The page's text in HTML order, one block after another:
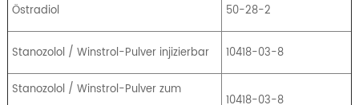
Östradiol 50-28-2
Stanozolol / Winstrol-Pulver injizierbar 10418-03-8
Stanozolol / Winstrol-Pulver zum
10418-03-8